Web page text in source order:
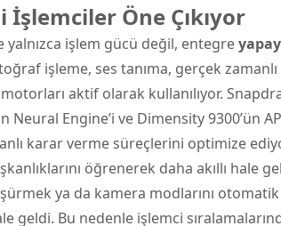
Öne Çıkıyor
işlem gücü değil, entegre
işleme, ses tanıma, gerçek zamanlı
aktif olarak kullanılıyor.
Neural Engine’i ve Dimensity 9300’ün
karar verme süreçlerini optimize
öğrenerek daha akıllı hale
ya da kamera modlarını
geldi. Bu nedenle işlemci